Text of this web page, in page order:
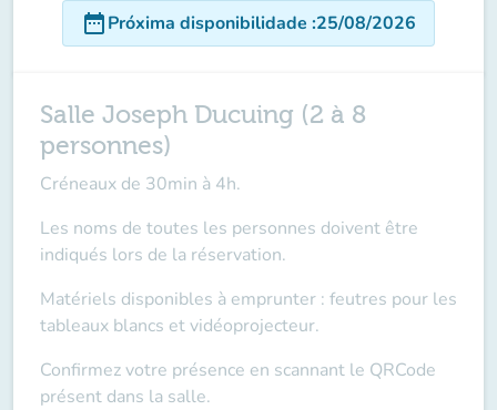
date_rangePróxima disponibilidade :25/08/2026
Salle Joseph Ducuing (2 à 8
personnes)
Créneaux de 30min à 4h.
Les noms de toutes les personnes doivent être
indiqués lors de la réservation.
Matériels disponibles à emprunter : feutres pour les
tableaux blancs et vidéoprojecteur.
Confirmez votre présence en scannant le QRCode
présent dans la salle.